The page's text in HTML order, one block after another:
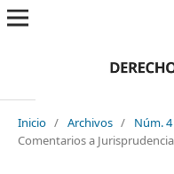
Inicio / Archivos / Núm.
Comentarios a Jurisprudencia